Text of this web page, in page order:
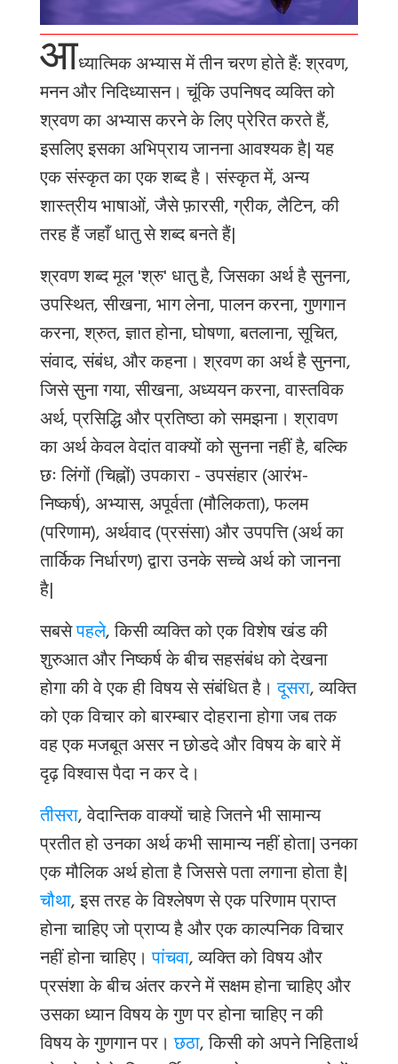
आध्यात्मिक अभ्यास में तीन चरण होते हैं: श्रवण,
मनन और निदिध्यासन। चूंकि उपनिषद व्यक्ति को
श्रवण का अभ्यास करने के लिए प्रेरित करते हैं,
इसलिए इसका अभिप्राय जानना आवश्यक है| यह
एक संस्कृत का एक शब्द है। संस्कृत में, अन्य
शास्त्रीय भाषाओं, जैसे फ़ारसी, ग्रीक, लैटिन, की
तरह हैं जहाँ धातु से शब्द बनते हैं|
श्रवण शब्द मूल 'श्रु' धातु है, जिसका अर्थ है सुनना,
उपस्थित, सीखना, भाग लेना, पालन करना, गुणगान
करना, श्रुत, ज्ञात होना, घोषणा, बतलाना, सूचित,
संवाद, संबंध, और कहना। श्रवण का अर्थ है सुनना,
जिसे सुना गया, सीखना, अध्ययन करना, वास्तविक
अर्थ, प्रसिद्धि और प्रतिष्ठा को समझना। श्रावण
का अर्थ केवल वेदांत वाक्यों को सुनना नहीं है, बल्कि
छः लिंगों (चिह्नों) उपकारा - उपसंहार (आरंभ-
निष्कर्ष), अभ्यास, अपूर्वता (मौलिकता), फलम
(परिणाम), अर्थवाद (प्रसंसा) और उपपत्ति (अर्थ का
तार्किक निर्धारण) द्वारा उनके सच्चे अर्थ को जानना
है|
सबसेपहले, किसी व्यक्ति को एक विशेष खंड की
शुरुआत और निष्कर्ष के बीच सहसंबंध को देखना
होगा की वे एक ही विषय से संबंधित है।दूसरा, व्यक्ति
को एक विचार को बारम्बार दोहराना होगा जब तक
वह एक मजबूत असर न छोडदे और विषय के बारे में
दृढ़ विश्वास पैदा न कर दे।
तीसरा, वेदान्तिक वाक्यों चाहे जितने भी सामान्य
प्रतीत हो उनका अर्थ कभी सामान्य नहीं होता| उनका
एक मौलिक अर्थ होता है जिससे पता लगाना होता है|
चौथा, इस तरह के विश्लेषण से एक परिणाम प्राप्त
होना चाहिए जो प्राप्य है और एक काल्पनिक विचार
नहीं होना चाहिए।पांचवा, व्यक्ति को विषय और
प्रसंशा के बीच अंतर करने में सक्षम होना चाहिए और
उसका ध्यान विषय के गुण पर होना चाहिए न की
विषय के गुणगान पर।छठा, किसी को अपने निहितार्थ